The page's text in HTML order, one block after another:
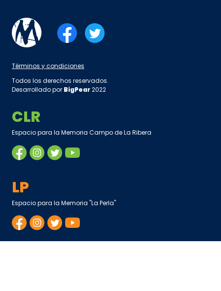
Términos y condiciones
Todos los derechos reservados.
Desarrollado por BigPear2022
CLR
Espacio para la Memoria Campo de La Ribera
LP
Espacio para la Memoria "La Perla"